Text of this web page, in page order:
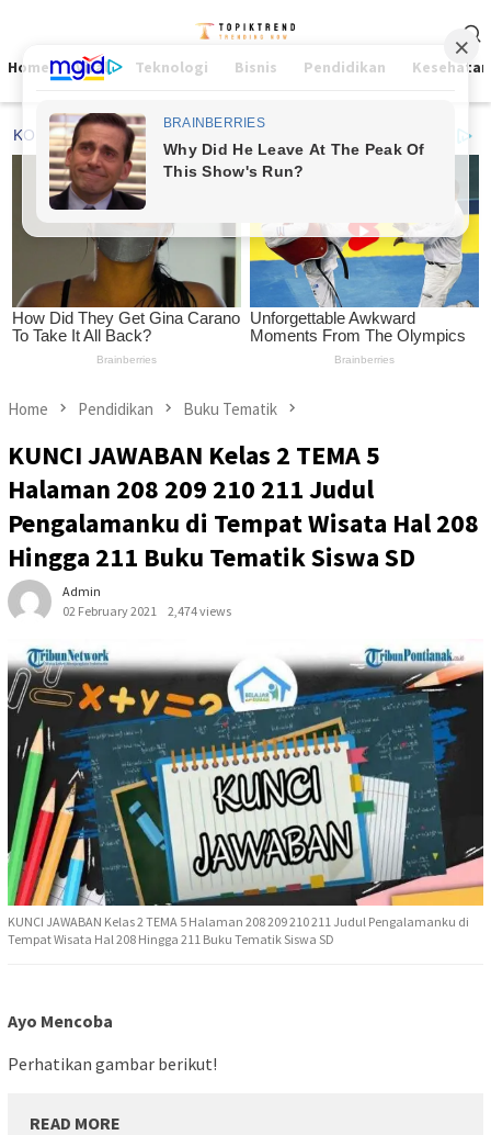
contentMenu
Home Viral Teknologi Bisnis Pendidikan Kesehatan
Home Pendidikan Buku Tematik
KUNCI JAWABAN Kelas 2 TEMA 5
Halaman 208 209 210 211 Judul
Pengalamanku di Tempat Wisata Hal 208
Hingga 211 Buku Tematik Siswa SD
Admin
02 February 2021
2,474 views
KUNCI JAWABAN Kelas 2 TEMA 5 Halaman 208 209 210 211 Judul Pengalamanku di
Tempat Wisata Hal 208 Hingga 211 Buku Tematik Siswa SD
Ayo Mencoba
Perhatikan gambar berikut!
READ MORE